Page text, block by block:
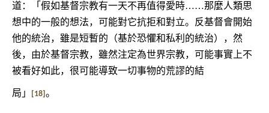
道：「假如基督宗教有一天不再值得愛時……那麼人類思
想中的一般的想法，可能對它抗拒和對立。反基督會開始
他的統治，雖是短暫的（基於恐懼和私利的統治），然
後，由於基督宗教，雖然注定為世界宗教，可能事實上不
被看好如此，很可能導致一切事物的荒謬的結
局」 [18] 。